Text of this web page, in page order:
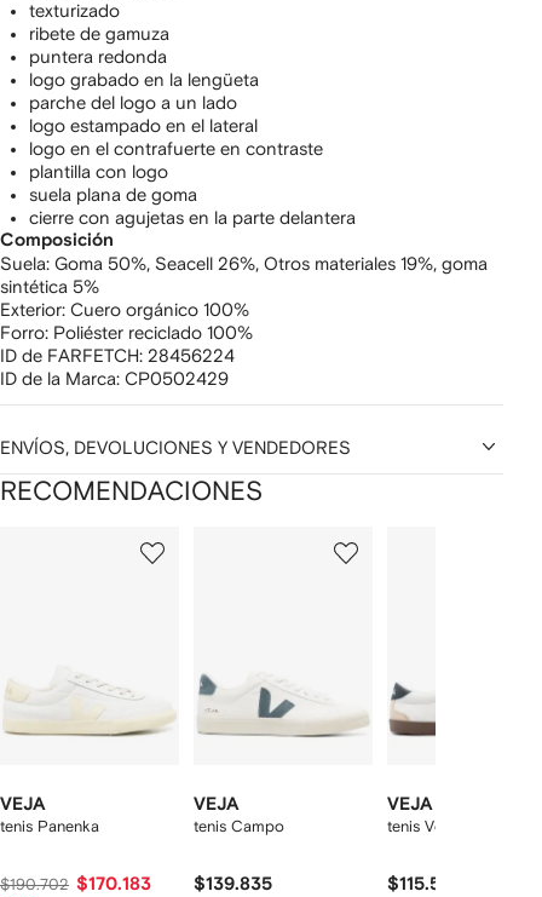
texturizado
ribete de gamuza
puntera redonda
logo grabado en la lengüeta
parche del logo a un lado
logo estampado en el lateral
logo en el contrafuerte en contraste
plantilla con logo
suela plana de goma
cierre con agujetas en la parte delantera
Composición
Suela: Goma 50%, Seacell 26%, Otros materiales 19%, goma
sintética 5%
Exterior: Cuero orgánico 100%
Forro: Poliéster reciclado 100%
ID de FARFETCH: 28456224
ID de la Marca: CP0502429
ENVÍOS, DEVOLUCIONES Y VENDEDORES
RECOMENDACIONES
VEJA
tenis Panenka
$190.702 $170.183
VEJA
tenis Campo
$139.835
VEJA
tenis Volley
$115.585